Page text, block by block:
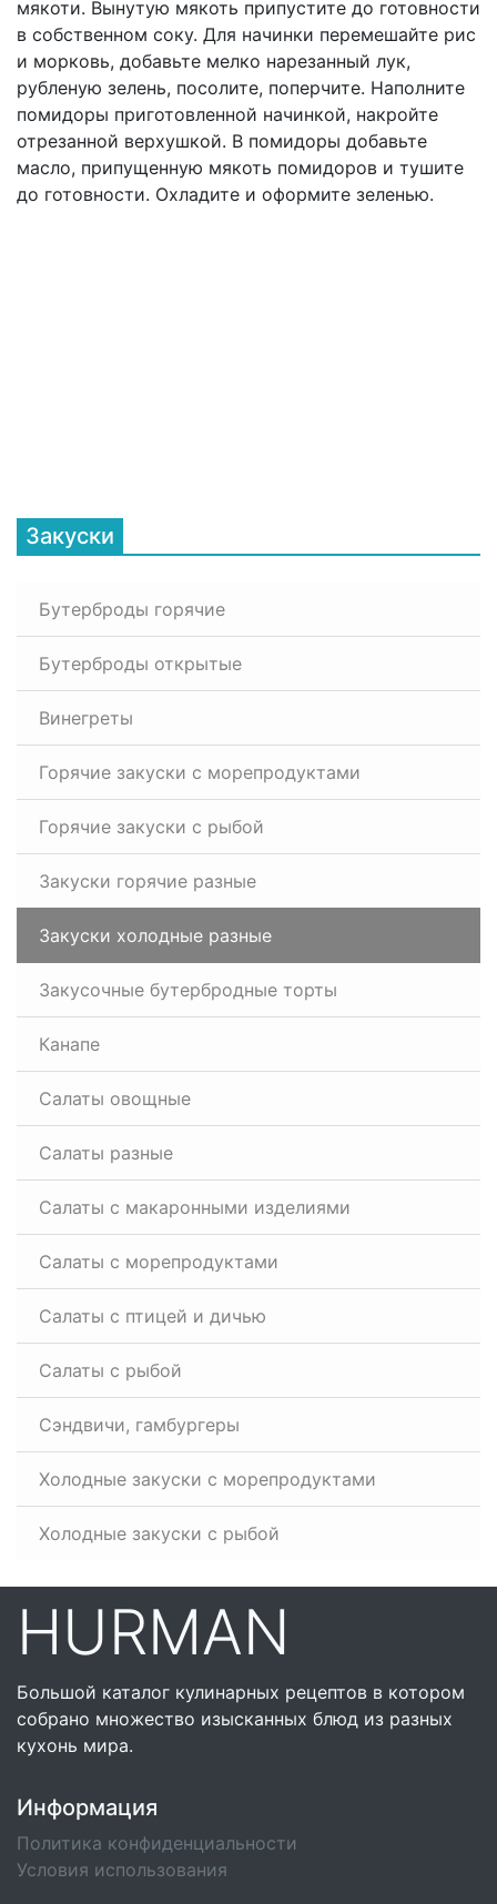
мякоти. Вынутую мякоть припустите до готовности
в собственном соку. Для начинки перемешайте рис
и морковь, добавьте мелко нарезанный лук,
рубленую зелень, посолите, поперчите. Наполните
помидоры приготовленной начинкой, накройте
отрезанной верхушкой. В помидоры добавьте
масло, припущенную мякоть помидоров и тушите
до готовности. Охладите и оформите зеленью.
Закуски
Бутерброды горячие
Бутерброды открытые
Винегреты
Горячие закуски с морепродуктами
Горячие закуски с рыбой
Закуски горячие разные
Закуски холодные разные
Закусочные бутербродные торты
Канапе
Салаты овощные
Салаты разные
Салаты с макаронными изделиями
Салаты с морепродуктами
Салаты с птицей и дичью
Салаты с рыбой
Сэндвичи, гамбургеры
Холодные закуски с морепродуктами
Холодные закуски с рыбой
HURMAN
Большой каталог кулинарных рецептов в котором
собрано множество изысканных блюд из разных
кухонь мира.
Информация
Политика конфиденциальности
Условия использования